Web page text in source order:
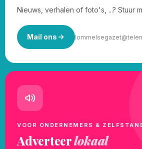
Nieuws, verhalen of foto's, ...? Stuur
Mail ons
VOOR ONDERNEMERS &
Adverteerlokaal